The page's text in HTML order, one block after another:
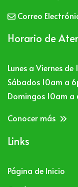
Correo
Horario de
Lunes a Viernes
Sábados 10am a
Domingos 10am a
Conocer más
Links
Página de Inicio